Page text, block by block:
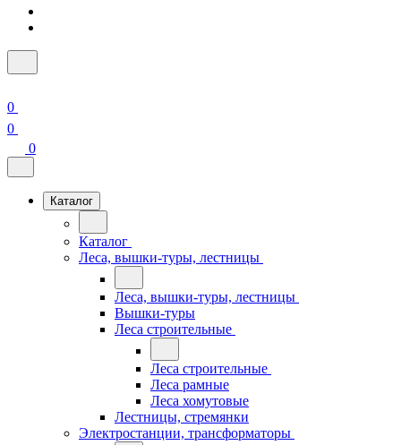
0
0
0
Каталог
Каталог
Леса, вышки-туры, лестницы
Леса, вышки-туры, лестницы
Вышки-туры
Леса строительные
Леса строительные
Леса рамные
Леса хомутовые
Лестницы, стремянки
Электростанции, трансформаторы